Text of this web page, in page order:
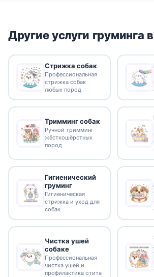
Другие услуги груминга
Стрижка собак
Профессиональная
стрижка собак
любых пород
Тримминг собак
Ручной тримминг
жёсткошёрстных
пород
Гигиенический
груминг
Гигиеническая
стрижка и уход для
собак
Чистка ушей
собаке
Профессиональная
чистка ушей и
профилактика отита